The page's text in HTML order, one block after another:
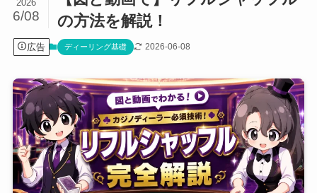
の方法を解説！
2026
6/08
広告 ディーリング基礎 2026-06-08